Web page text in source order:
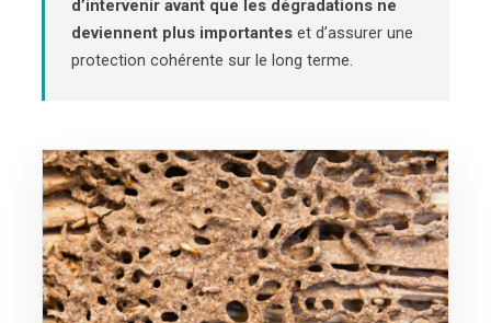
d’intervenir avant que les dégradations ne
deviennent plus importantes et d’assurer une
protection cohérente sur le long terme.